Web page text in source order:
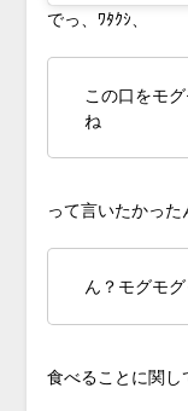
でっ、ﾜﾀｸｼ、
この口をモ
ね
って言いたかった
ん？モグモ
食べることに関